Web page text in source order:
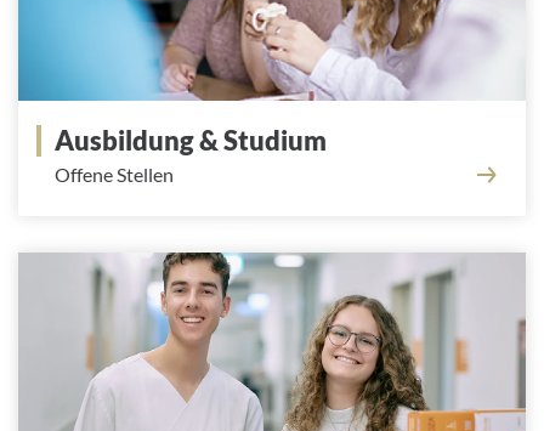
Ausbildung & Studium
Offene Stellen